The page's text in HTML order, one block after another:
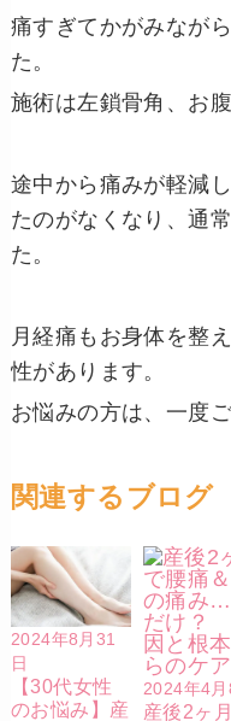
痛すぎてかがみなが
た。
施術は左鎖骨角、お
途中から痛みが軽減
たのがなくなり、通
た。
月経痛もお身体を整
性があります。
お悩みの方は、一度
関連するブログ
2024年8月31
日
【30代女性
のお悩み】産
2024年4月
産後2ヶ